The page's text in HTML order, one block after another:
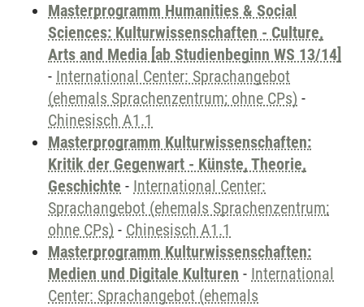
Masterprogramm Humanities & Social
Sciences: Kulturwissenschaften - Culture,
Arts and Media [ab Studienbeginn WS 13/14]
- International Center: Sprachangebot
(ehemals Sprachenzentrum; ohne CPs) -
Chinesisch A1.1
Masterprogramm Kulturwissenschaften:
Kritik der Gegenwart - Künste, Theorie,
Geschichte - International Center:
Sprachangebot (ehemals Sprachenzentrum;
ohne CPs) - Chinesisch A1.1
Masterprogramm Kulturwissenschaften:
Medien und Digitale Kulturen - International
Center: Sprachangebot (ehemals